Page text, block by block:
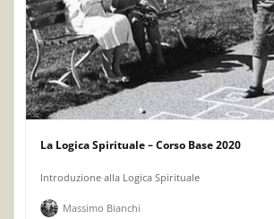
La Logica Spirituale – Corso Base 2020
Introduzione alla Logica Spirituale
Massimo Bianchi